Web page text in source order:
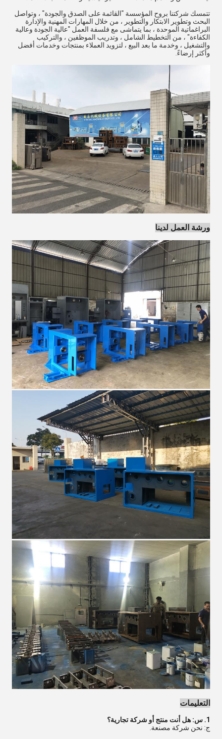
تتمسك شركتنا بروح المؤسسة "القائمة على الصدق والجودة" ، وتواصل
البحث وتطوير الابتكار والتطوير ، من خلال المهارات المهنية والإدارة
البراغماتية الموحدة ، بما يتماشى مع فلسفة العمل "عالية الجودة وعالية
الكفاءة" ، من التخطيط الشامل ، وتدريب الموظفين ، والتركيب
والتشغيل ، وخدمة ما بعد البيع ، لتزويد العملاء بمنتجات وخدمات أفضل
وأكثر إرضاءً.
ورشة العمل لدينا
التعليمات
1. س: هل أنت منتج أو شركة تجارية؟
ج: نحن شركة مصنعة.